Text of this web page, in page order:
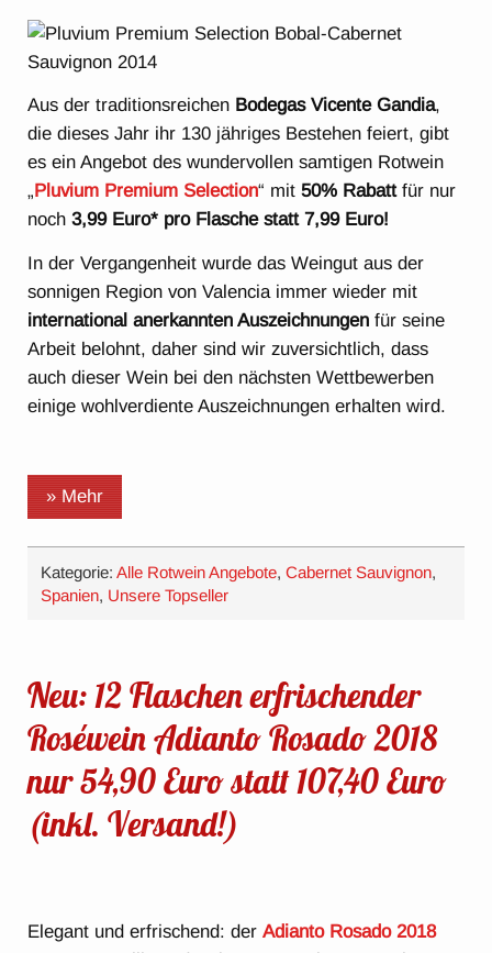
Aus der traditionsreichen Bodegas Vicente Gandia,
die dieses Jahr ihr 130 jähriges Bestehen feiert, gibt
es ein Angebot des wundervollen samtigen Rotwein
„ Pluvium Premium Selection“ mit50% Rabattfür nur
noch3,99 Euro* pro Flasche statt 7,99 Euro!
In der Vergangenheit wurde das Weingut aus der
sonnigen Region von Valencia immer wieder mit
international anerkannten Auszeichnungen für seine
Arbeit belohnt, daher sind wir zuversichtlich, dass
auch dieser Wein bei den nächsten Wettbewerben
einige wohlverdiente Auszeichnungen erhalten wird.
» Mehr
Kategorie:Alle Rotwein Angebote,Cabernet Sauvignon,
Spanien, Unsere Topseller
Neu: 12 Flaschen erfrischender
Roséwein Adianto Rosado 2018
nur 54,90 Euro statt 107,40 Euro
(inkl. Versand!)
Elegant und erfrischend: derAdianto Rosado 2018